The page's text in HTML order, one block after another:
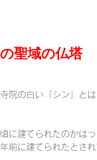
聖域の仏塔
院の白い「シン」と
に建てられたのかは
前に建てられたとさ